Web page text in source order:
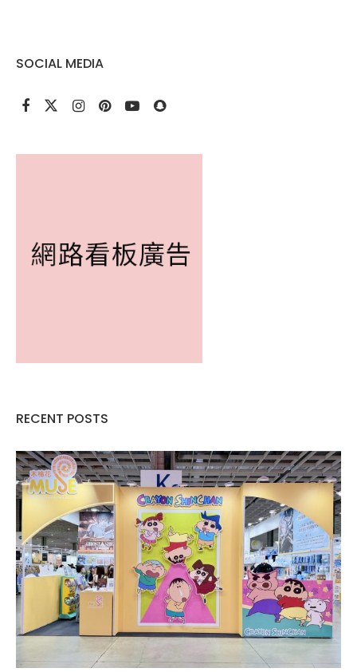
SOCIAL MEDIA
RECENT POSTS